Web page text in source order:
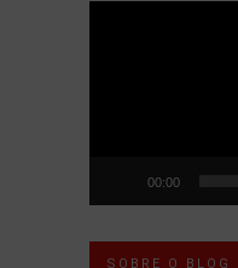
00:00
SOBRE O BLOG